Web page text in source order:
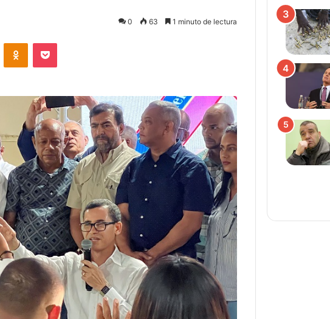
0 63 1 minuto de lectura